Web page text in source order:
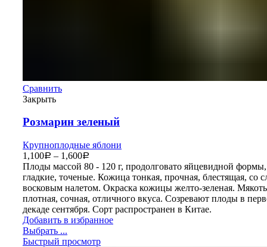
Сравнить
Закрыть
Розмарин зеленый
Крупноплодные яблони
1,100Р – 1,600Р
Плоды массой 80 - 120 г, продолговато яйцевидной формы,
гладкие, точеные. Кожица тонкая, прочная, блестящая, со
восковым налетом. Окраска кожицы желто-зеленая. Мякоть
плотная, сочная, отличного вкуса. Созревают плоды в
декаде сентября. Сорт распространен в Китае.
Добавить в избранное
Выбрать ...
Быстрый просмотр